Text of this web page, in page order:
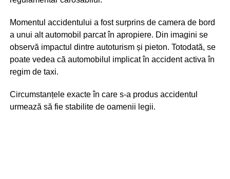
Momentul accidentului a fost surprins de camera de bord
a unui alt automobil parcat în apropiere. Din imagini se
observă impactul dintre autoturism și pieton. Totodată, se
poate vedea că automobilul implicat în accident activa în
regim de taxi.
Circumstanțele exacte în care s-a produs accidentul
urmează să fie stabilite de oamenii legii.